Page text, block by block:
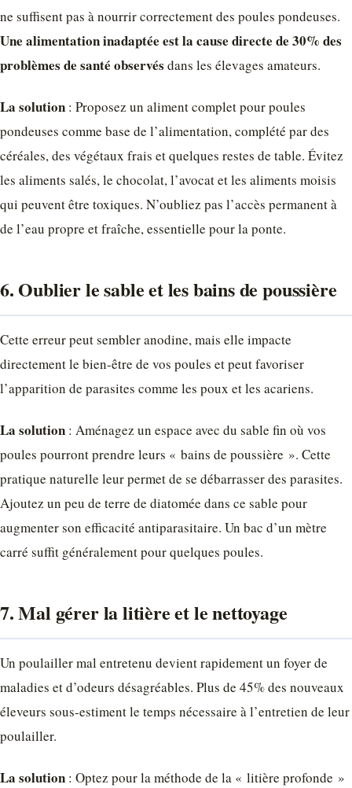
ne suffisent pas à nourrir correctement des poules pondeuses.
Une alimentation inadaptée est la cause directe de 30% des
problèmes de santé observés dans les élevages amateurs.
La solution : Proposez un aliment complet pour poules
pondeuses comme base de l’alimentation, complété par des
céréales, des végétaux frais et quelques restes de table. Évitez
les aliments salés, le chocolat, l’avocat et les aliments moisis
qui peuvent être toxiques. N’oubliez pas l’accès permanent à
de l’eau propre et fraîche, essentielle pour la ponte.
6. Oublier le sable et les bains de poussière
Cette erreur peut sembler anodine, mais elle impacte
directement le bien-être de vos poules et peut favoriser
l’apparition de parasites comme les poux et les acariens.
La solution : Aménagez un espace avec du sable fin où vos
poules pourront prendre leurs « bains de poussière ». Cette
pratique naturelle leur permet de se débarrasser des parasites.
Ajoutez un peu de terre de diatomée dans ce sable pour
augmenter son efficacité antiparasitaire. Un bac d’un mètre
carré suffit généralement pour quelques poules.
7. Mal gérer la litière et le nettoyage
Un poulailler mal entretenu devient rapidement un foyer de
maladies et d’odeurs désagréables. Plus de 45% des nouveaux
éleveurs sous-estiment le temps nécessaire à l’entretien de leur
poulailler.
La solution : Optez pour la méthode de la « litière profonde »